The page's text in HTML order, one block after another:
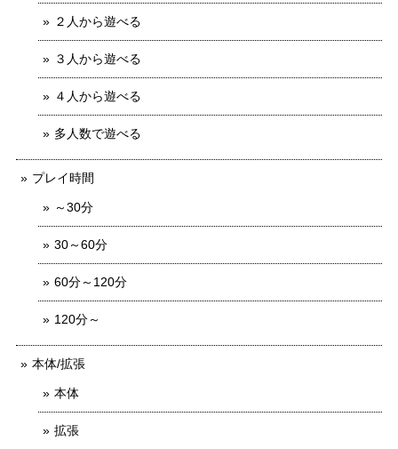
２人から遊べる
３人から遊べる
４人から遊べる
多人数で遊べる
プレイ時間
～30分
30～60分
60分～120分
120分～
本体/拡張
本体
拡張